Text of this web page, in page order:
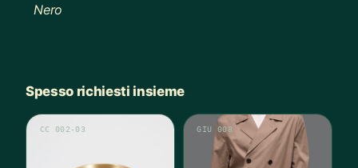
Nero
Spesso richiesti insieme
CC 002-03 GIU 008